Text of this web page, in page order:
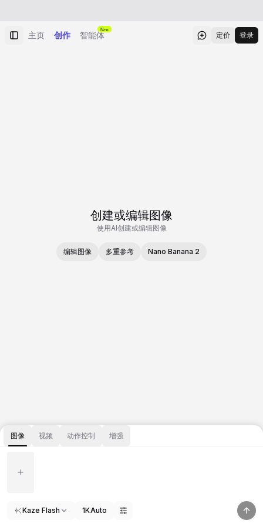
主页 创作 智能体
New
定价 登录
创建或编辑图像
使用AI创建或编辑图像
编辑图像 多重参考 Nano Banana 2
图像 视频 动作控制 增强
Kaze Flash 1KAuto